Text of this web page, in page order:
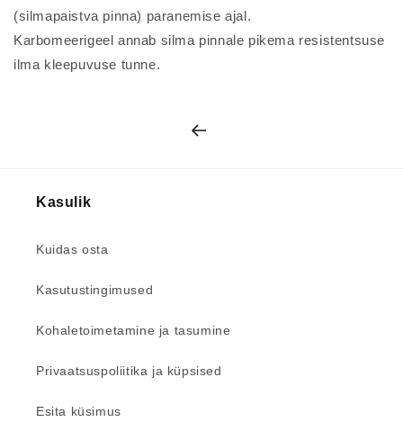
(silmapaistva pinna) paranemise ajal.
Karbomeerigeel annab silma pinnale pikema resistentsuse
ilma kleepuvuse tunne.
Kasulik
Kuidas osta
Kasutustingimused
Kohaletoimetamine ja tasumine
Privaatsuspoliitika ja küpsised
Esita küsimus